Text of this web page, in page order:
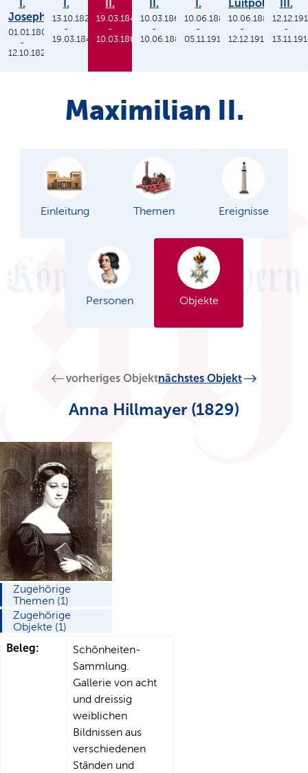
I.
Joseph
01.01.1806
-
12.10.1825
I.
13.10.1825
-
19.03.1848
II.
19.03.1848
-
10.03.1864
II.
10.03.1864
-
10.06.1886
I.
10.06.1886
-
05.11.1913
Luitpold
10.06.1886
-
12.12.1912
III.
-
Maximilian II.
Einleitung Themen Ereignisse
Personen Objekte
vorheriges Objektnächstes Objekt
Anna Hillmayer (1829)
Zugehörige
Themen (1)
Zugehörige
Objekte (1)
Beleg:
Schönheiten-
Sammlung.
Gallerie von acht
und dreissig
weiblichen
Bildnissen aus
verschiedenen
Ständen und